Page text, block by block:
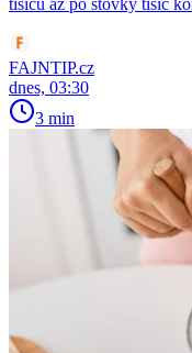
tisíců až po stovky tisíc
FAJNTIP.cz
dnes, 03:30
3 min